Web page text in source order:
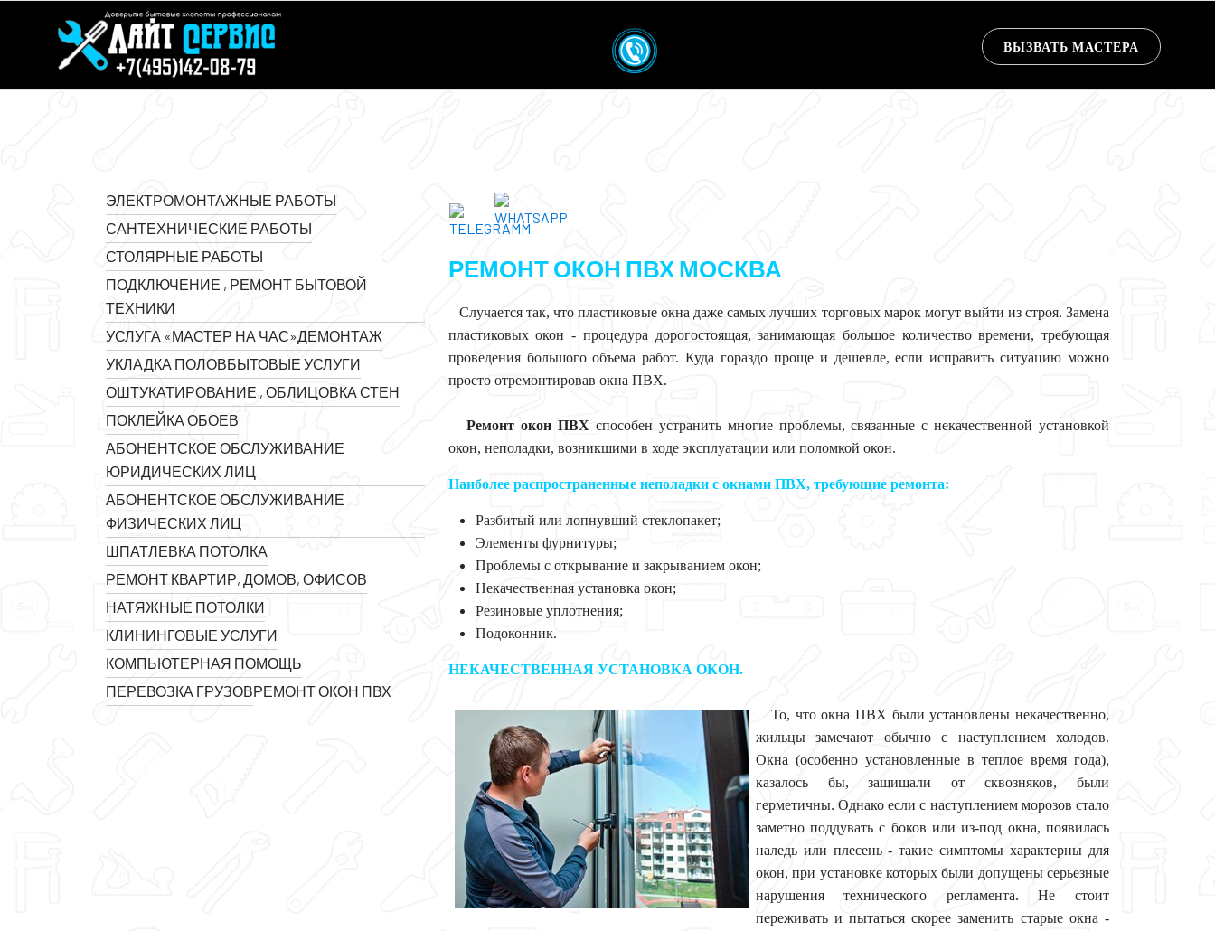
ВЫЗВАТЬ МАСТЕРА
ЭЛЕКТРОМОНТАЖНЫЕ РАБОТЫ
САНТЕХНИЧЕСКИЕ РАБОТЫ
СТОЛЯРНЫЕ РАБОТЫ
ПОДКЛЮЧЕНИЕ , РЕМОНТ БЫТОВОЙ
ТЕХНИКИ
УСЛУГА «МАСТЕР НА ЧАС»ДЕМОНТАЖ
УКЛАДКА ПОЛОВБЫТОВЫЕ УСЛУГИ
ОШТУКАТИРОВАНИЕ , ОБЛИЦОВКА СТЕН
ПОКЛЕЙКА ОБОЕВ
АБОНЕНТСКОЕ ОБСЛУЖИВАНИЕ
ЮРИДИЧЕСКИХ ЛИЦ
АБОНЕНТСКОЕ ОБСЛУЖИВАНИЕ
ФИЗИЧЕСКИХ ЛИЦ
ШПАТЛЕВКА ПОТОЛКА
РЕМОНТ КВАРТИР, ДОМОВ, ОФИСОВ
НАТЯЖНЫЕ ПОТОЛКИ
КЛИНИНГОВЫЕ УСЛУГИ
КОМПЬЮТЕРНАЯ ПОМОЩЬ
ПЕРЕВОЗКА ГРУЗОВРЕМОНТ ОКОН ПВХ
РЕМОНТ ОКОН ПВХ МОСКВА
Случается так, что пластиковые окна даже самых лучших торговых марок могут выйти из строя. Замена
пластиковых окон - процедура дорогостоящая, занимающая большое количество времени, требующая
проведения большого объема работ. Куда гораздо проще и дешевле, если исправить ситуацию можно
просто отремонтировав окна ПВХ.
Ремонт окон ПВХ способен устранить многие проблемы, связанные с некачественной установкой
окон, неполадки, возникшими в ходе эксплуатации или поломкой окон.
Наиболее распространенные неполадки с окнами ПВХ, требующие ремонта:
Разбитый или лопнувший стеклопакет;
Элементы фурнитуры;
Проблемы с открывание и закрыванием окон;
Некачественная установка окон;
Резиновые уплотнения;
Подоконник.
НЕКАЧЕСТВЕННАЯ УСТАНОВКА ОКОН.
То, что окна ПВХ были установлены некачественно,
жильцы замечают обычно с наступлением холодов.
Окна (особенно установленные в теплое время года),
казалось бы, защищали от сквозняков, были
герметичны. Однако если с наступлением морозов стало
заметно поддувать с боков или из-под окна, появилась
наледь или плесень - такие симптомы характерны для
окон, при установке которых были допущены серьезные
нарушения технического регламента. Не стоит
переживать и пытаться скорее заменить старые окна -